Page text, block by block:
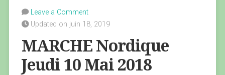
Leave a Comment
Updated on juin 18, 2019
MARCHE Nordique
Jeudi 10 Mai 2018